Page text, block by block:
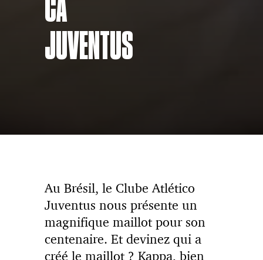
CA
JUVENTUS
Au Brésil, le Clube Atlético
Juventus nous présente un
magnifique maillot pour son
centenaire. Et devinez qui a
créé le maillot ? Kappa, bien